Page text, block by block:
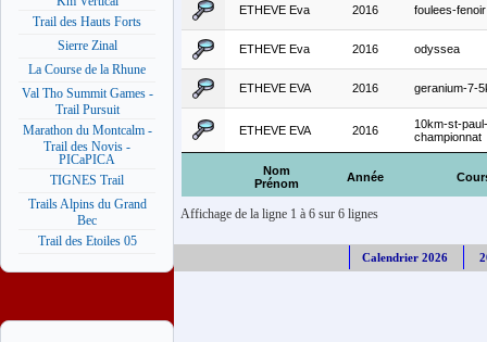
Trail des Hauts Forts
Sierre Zinal
La Course de la Rhune
Val Tho Summit Games -
Trail Pursuit
Marathon du Montcalm -
Trail des Novis -
PICaPICA
TIGNES Trail
Trails Alpins du Grand
Bec
Trail des Etoiles 05
Nom
Prénom
Année
ETHEVE Eva 2016 foulees-fenoir
ETHEVE Eva 2016 odyssea
ETHEVE EVA 2016 geranium-7-
ETHEVE EVA 2016
10km-st-paul-
championnat
Affichage de la ligne 1 à 6 sur 6 lignes
Calendrier 2026